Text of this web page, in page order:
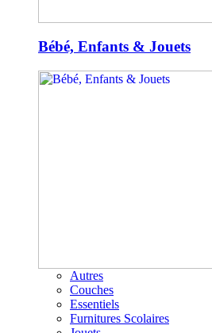
Bébé, Enfants & Jouets
Autres
Couches
Essentiels
Furnitures Scolaires